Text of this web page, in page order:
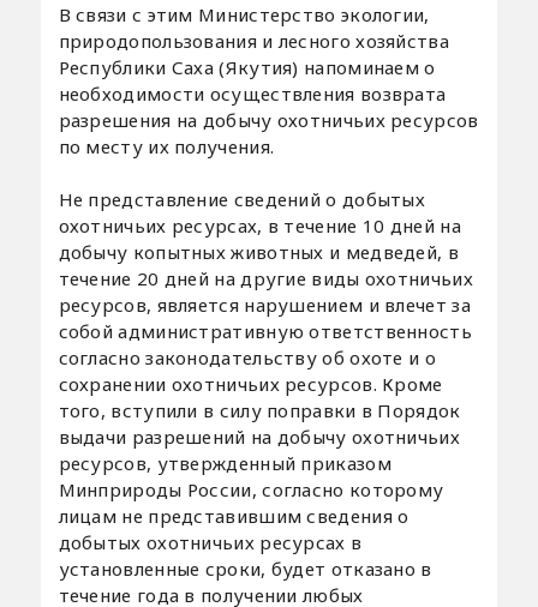
В связи с этим Министерство экологии,
природопользования и лесного хозяйства
Республики Саха (Якутия) напоминаем о
необходимости осуществления возврата
разрешения на добычу охотничьих ресурсов
по месту их получения.
Не представление сведений о добытых
охотничьих ресурсах, в течение 10 дней на
добычу копытных животных и медведей, в
течение 20 дней на другие виды охотничьих
ресурсов, является нарушением и влечет за
собой административную ответственность
согласно законодательству об охоте и о
сохранении охотничьих ресурсов. Кроме
того, вступили в силу поправки в Порядок
выдачи разрешений на добычу охотничьих
ресурсов, утвержденный приказом
Минприроды России, согласно которому
лицам не представившим сведения о
добытых охотничьих ресурсах в
установленные сроки, будет отказано в
течение года в получении любых